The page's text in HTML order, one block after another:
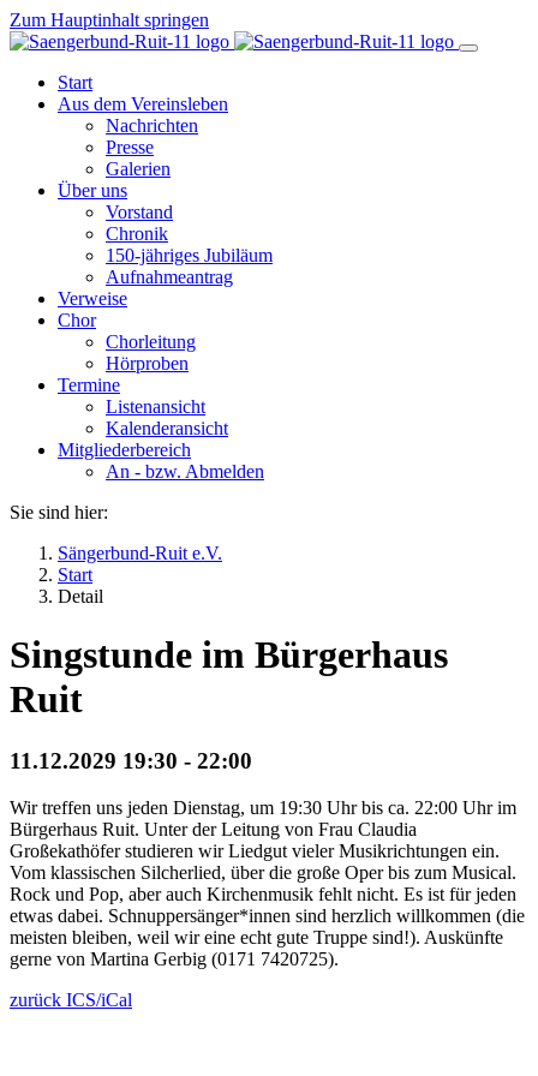
Zum Hauptinhalt springen
Start
Aus dem Vereinsleben
Nachrichten
Presse
Galerien
Über uns
Vorstand
Chronik
150-jähriges Jubiläum
Aufnahmeantrag
Verweise
Chor
Chorleitung
Hörproben
Termine
Listenansicht
Kalenderansicht
Mitgliederbereich
An - bzw. Abmelden
Sie sind hier:
Sängerbund-Ruit e.V.
Start
Detail
Singstunde im Bürgerhaus
Ruit
11.12.2029 19:30 - 22:00
Wir treffen uns jeden Dienstag, um 19:30 Uhr bis ca. 22:00 Uhr im
Bürgerhaus Ruit. Unter der Leitung von Frau Claudia
Großekathöfer studieren wir Liedgut vieler Musikrichtungen ein.
Vom klassischen Silcherlied, über die große Oper bis zum Musical.
Rock und Pop, aber auch Kirchenmusik fehlt nicht. Es ist für jeden
etwas dabei. Schnuppersänger*innen sind herzlich willkommen (die
meisten bleiben, weil wir eine echt gute Truppe sind!). Auskünfte
gerne von Martina Gerbig (0171 7420725).
zurück ICS/iCal